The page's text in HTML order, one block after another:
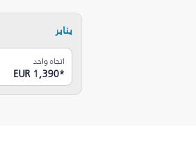
يناير
اتجاه واحد
EUR 1,390*